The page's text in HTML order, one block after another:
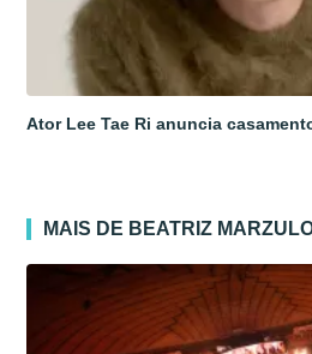
Ator Lee Tae Ri anuncia
MAIS DE BEATRIZ